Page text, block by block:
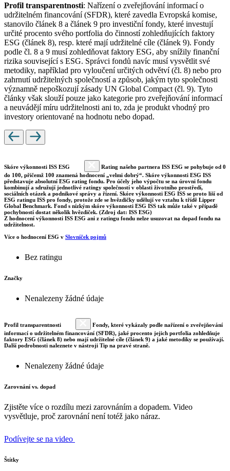
Profil transparentnosti: Nařízení o zveřejňování informací o
udržitelném financování (SFDR), které zavedla Evropská komise,
stanovilo článek 8 a článek 9 pro investiční fondy, které investují
určité procento svého portfolia do činností zohledňujících faktory
ESG (článek 8), resp. které mají udržitelné cíle (článek 9). Fondy
podle čl. 8 a 9 musí zohledňovat faktory ESG, aby snížily finanční
rizika související s ESG. Správci fondů navíc musí vysvětlit své
metodiky, například pro vyloučení určitých odvětví (čl. 8) nebo pro
zahrnutí udržitelných společností a způsob, jakým tyto společnosti
významně nepoškozují zásady UN Global Compact (čl. 9). Tyto
články však slouží pouze jako kategorie pro zveřejňování informací
a neuvádějí míru udržitelnosti ani to, zda je produkt vhodný pro
investory orientované na hodnotu nebo dopad.
Skóre výkonnosti ISS ESG
Rating našeho partnera ISS ESG se pohybuje od 0
do 100, přičemž 100 znamená hodnocení „velmi dobrý“. Skóre výkonnosti ESG ISS
představuje absolutní ESG rating fondu. Pro účely jeho výpočtu se na úrovni fondu
kombinují a sdružují jednotlivé ratingy společností v oblasti životního prostředí,
sociálních otázek a podnikové správy a řízení. Skóre výkonnosti ESG ISS se proto liší od
ESG ratingu ISS pro fondy, protože zde se hvězdičky udělují ve vztahu k třídě Lipper
Global Benchmark. Fond s nízkým skóre výkonnosti ESG ISS tak může také v případě
pochybností dostat několik hvězdiček. (Zdroj dat: ISS ESG)
Z hodnocení výkonnosti ISS ESG ani z ratingu fondu nelze usuzovat na dopad fondu na
udržitelnost.
Více o hodnocení ESG v Slovníček pojmů
Bez ratingu
Značky
Nenalezeny žádné údaje
Profil transparentnosti
Fondy, které vykázaly podle nařízení o zveřejňování
informací o udržitelném financování (SFDR), jaké procento jejich portfolia zohledňuje
faktory ESG (článek 8) nebo mají udržitelné cíle (článek 9) a jaké metodiky se používají.
Další podrobnosti naleznete v nástroji Tip na pravé straně.
Nenalezeny žádné údaje
Zarovnání vs. dopad
Zjistěte více o rozdílu mezi zarovnáním a dopadem. Video
vysvětluje, proč zarovnání není totéž jako náraz.
Podívejte se na video
Štítky